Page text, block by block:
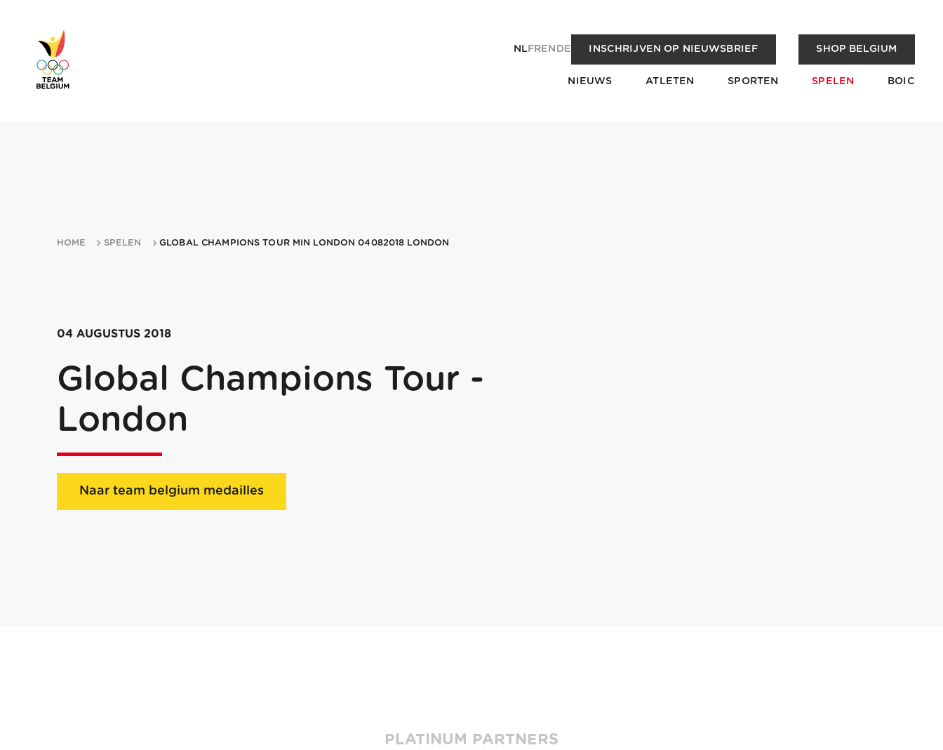
NLFREN DE INSCHRIJVEN OP NIEUWSBRIEF SHOP BELGIUM
NIEUWS ATLETEN SPORTEN SPELEN BOIC
HOME SPELEN GLOBAL CHAMPIONS TOUR MIN LONDON 04082018 LONDON
04 AUGUSTUS 2018
Global Champions Tour -
London
Naar team belgium medailles
PLATINUM PARTNERS